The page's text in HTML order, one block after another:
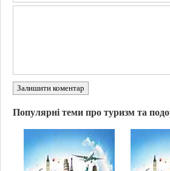
Залишити коментар
Популярні теми про туризм та